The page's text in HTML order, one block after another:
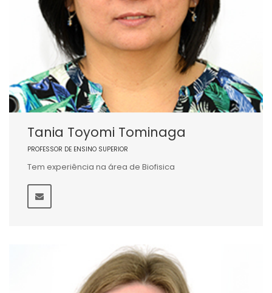
Tania Toyomi Tominaga
PROFESSOR DE ENSINO SUPERIOR
Tem experiência na área de Biofisica